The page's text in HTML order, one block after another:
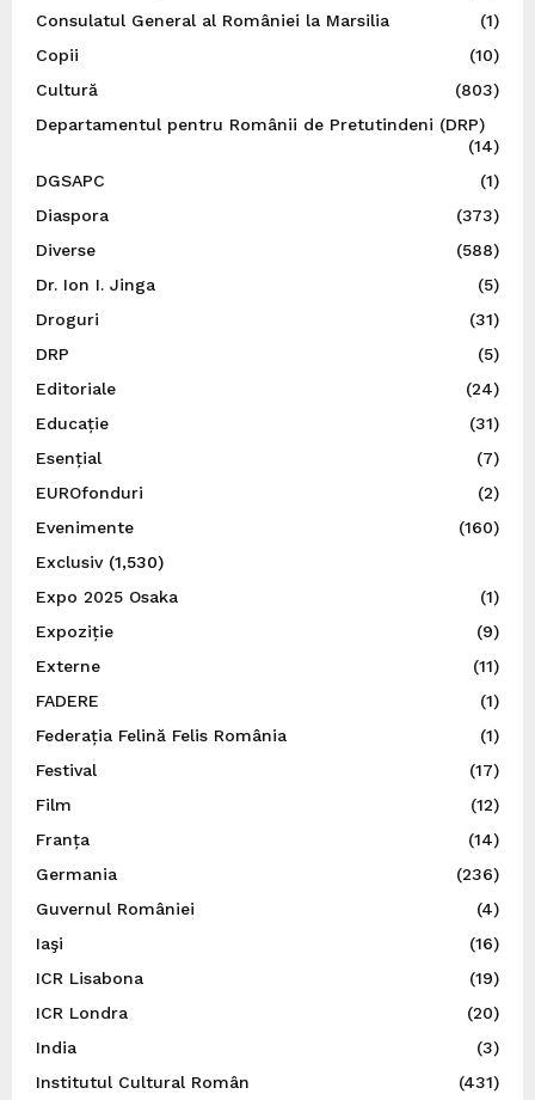
Consulatul General al României la Marsilia
(1)
Copii
(10)
Cultură
(803)
Departamentul pentru Românii de Pretutindeni (DRP)
(14)
DGSAPC
(1)
Diaspora
(373)
Diverse
(588)
Dr. Ion I. Jinga
(5)
Droguri
(31)
DRP
(5)
Editoriale
(24)
Educație
(31)
Esențial
(7)
EUROfonduri
(2)
Evenimente
(160)
Exclusiv(1,530)
Expo 2025 Osaka
(1)
Expoziție
(9)
Externe
(11)
FADERE
(1)
Federația Felină Felis România
(1)
Festival
(17)
Film
(12)
Franța
(14)
Germania
(236)
Guvernul României
(4)
Iaşi
(16)
ICR Lisabona
(19)
ICR Londra
(20)
India
(3)
Institutul Cultural Român
(431)